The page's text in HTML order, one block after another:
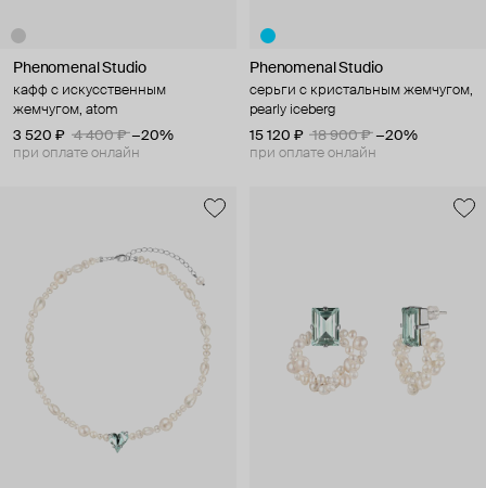
Phenomenal Studio
кафф с искусственным
жемчугом, atom
3 520 ₽
4 400 ₽ −20%
при оплате онлайн
Phenomenal Studio
серьги с кристальным жемчугом,
pearly iceberg
15 120 ₽
18 900 ₽ −20%
при оплате онлайн